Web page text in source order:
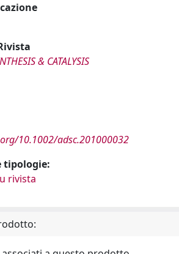
& CATALYSIS
10.1002/adsc.201000032
tipologie:
rivista